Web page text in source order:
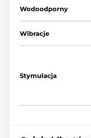
Wodoodporny
Wibracje
Stymulacja